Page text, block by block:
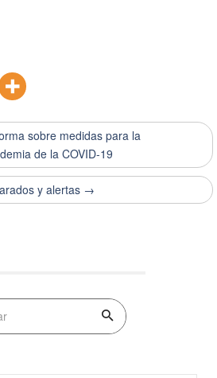
sobre medidas para la
de la COVID-19
y alertas →